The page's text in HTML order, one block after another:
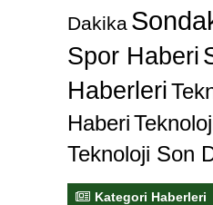
Dakika
Spor Haberi
Haberleri
Haberi
Teknoloji Son
Kategori Haberleri